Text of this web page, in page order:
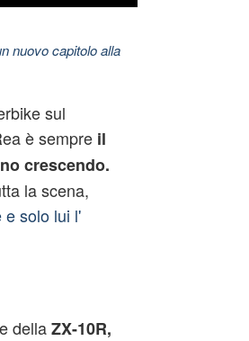
nuovo capitolo alla
sul
è sempre il
crescendo.
la scena,
solo lui l'
dellaZX-10R,